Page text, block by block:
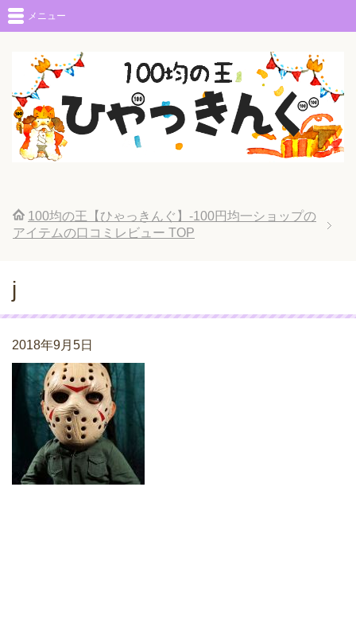
メニュー
100均の王【ひゃっきんぐ】-100円均一ショップの
アイテムの口コミレビュー TOP
j
2018年9月5日